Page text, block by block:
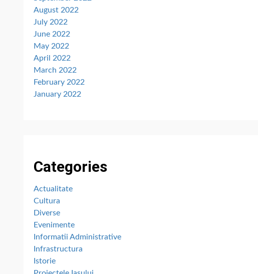
August 2022
July 2022
June 2022
May 2022
April 2022
March 2022
February 2022
January 2022
Categories
Actualitate
Cultura
Diverse
Evenimente
Informatii Administrative
Infrastructura
Istorie